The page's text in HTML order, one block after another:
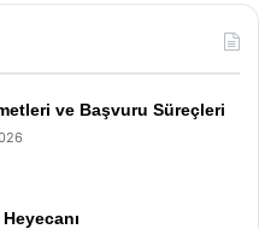
ve Başvuru Süreçleri